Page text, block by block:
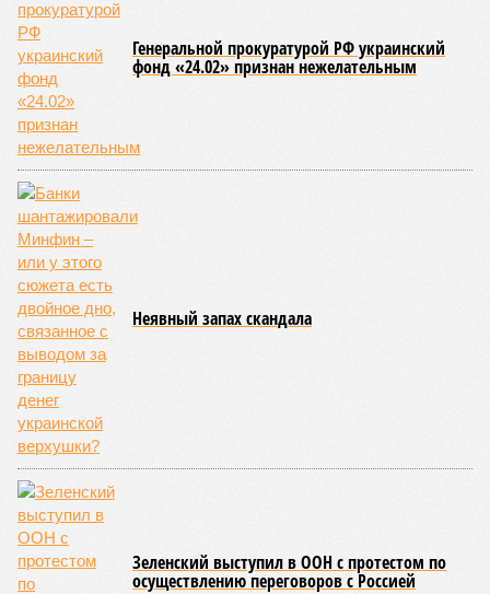
Генеральной прокуратурой РФ украинский
фонд «24.02» признан нежелательным
Неявный запах скандала
Зеленский выступил в ООН с протестом по
осуществлению переговоров с Россией